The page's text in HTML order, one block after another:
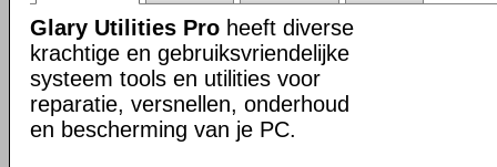
Glary Utilities Pro heeft diverse
krachtige en gebruiksvriendelijke
systeem tools en utilities voor
reparatie, versnellen, onderhoud
en bescherming van je PC.